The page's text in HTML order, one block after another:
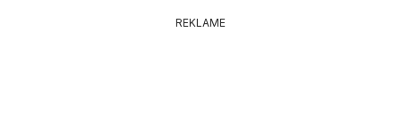
REKLAME